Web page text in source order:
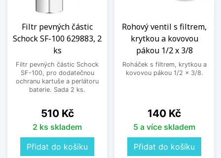
Filtr pevných částic
Schock SF-100 629883, 2
ks
Filtr pevných částic Schock
SF-100, pro dodatečnou
ochranu kartuše a perlátoru
baterie. Sada 2 ks.
Cena
510 Kč
2 ks skladem
Přidat do košíku
Rohový ventil s filtrem,
krytkou a kovovou
pákou 1/2 x 3/8
Roháček s filtrem, krytkou a
kovovou pákou 1/2 x 3/8.
Cena
140 Kč
5 a více skladem
Přidat do košíku